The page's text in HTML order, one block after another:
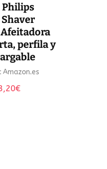
Philips
perfila y
Amazon.es
€El